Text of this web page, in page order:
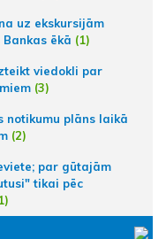
uz ekskursijām
ēkā (1)
viedokli par
(3)
notikumu plāns laikā
(2)
par gūtajām
tikai pēc